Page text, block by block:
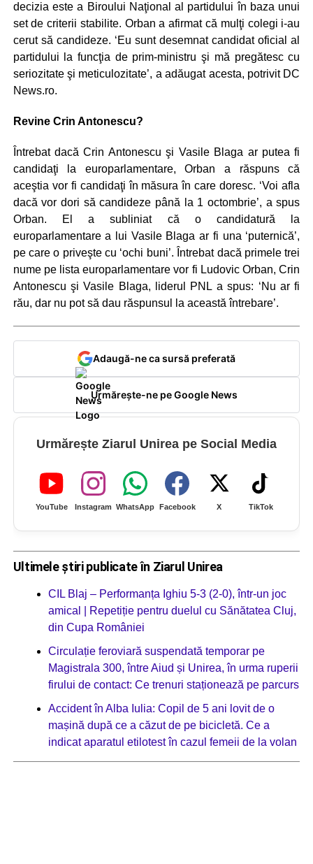
decizia este a Biroului Naţional al partidului în baza unui
set de criterii stabilite. Orban a afirmat că mulţi colegi i-au
cerut să candideze. ‘Eu sunt desemnat candidat oficial al
partidului la funcţia de prim-ministru şi mă pregătesc cu
seriozitate şi meticulozitate’, a adăugat acesta, potrivit DC
News.ro.
Revine Crin Antonescu?
Întrebat dacă Crin Antonescu şi Vasile Blaga ar putea fi
candidaţi la europarlamentare, Orban a răspuns că
aceştia vor fi candidaţi în măsura în care doresc. ‘Voi afla
dacă vor dori să candideze până la 1 octombrie’, a spus
Orban. El a subliniat că o candidatură la
europarlamentare a lui Vasile Blaga ar fi una ‘puternică’,
pe care o priveşte cu ‘ochi buni’. Întrebat dacă primele trei
nume pe lista europarlamentare vor fi Ludovic Orban, Crin
Antonescu şi Vasile Blaga, liderul PNL a spus: ‘Nu ar fi
rău, dar nu pot să dau răspunsul la această întrebare’.
Adaugă-ne ca sursă preferată
Urmărește-ne pe Google News
Urmărește Ziarul Unirea pe Social Media
YouTube Instagram WhatsApp Facebook X TikTok
Ultimele știri publicate în Ziarul Unirea
CIL Blaj – Performanța Ighiu 5-3 (2-0), într-un joc
amical | Repetiție pentru duelul cu Sănătatea Cluj,
din Cupa României
Circulație feroviară suspendată temporar pe
Magistrala 300, între Aiud și Unirea, în urma ruperii
firului de contact: Ce trenuri staționează pe parcurs
Accident în Alba Iulia: Copil de 5 ani lovit de o
mașină după ce a căzut de pe bicicletă. Ce a
indicat aparatul etilotest în cazul femeii de la volan